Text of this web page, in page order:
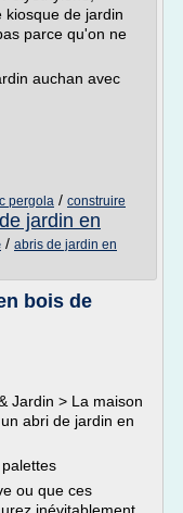
kiosque de jardin
parce qu'on ne
auchan avec
pergola / construire
jardin en
/ abris de jardin en
bois de
Jardin > La maison
abri de jardin en
ou que ces